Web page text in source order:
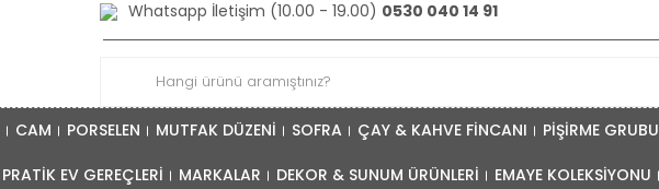
Whatsapp İletişim (10.00 - 19.00) 0530 040 14 91
CAM PORSELEN MUTFAK DÜZENİ SOFRA ÇAY & KAHVE FİNCANI PİŞİRME GRUBU
PRATİK EV GEREÇLERİ MARKALAR DEKOR & SUNUM ÜRÜNLERİ EMAYE KOLEKSİYONU